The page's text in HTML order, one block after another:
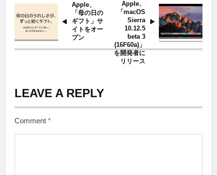
Apple、
「母の日の
ギフト」サ
イトをオー
プン
Apple、
「macOS
Sierra
10.12.5
beta 3
(16F60a)」
を開発者に
リリース
LEAVE A REPLY
Comment *